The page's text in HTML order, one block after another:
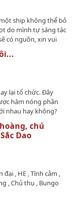
7,8 tháng j đó cũng
ship không thể bỏ
do mình tự sáng tác
có nguồn, xin vui
lại tổ chức. Đây
hâm nóng phần
nhau hay không?
Gin không? Lưu ý: -
sót mong được góp ý
mọi người cân
mới bập bẹ tập
Tuy nhiên, sẽ tốn
góp ý thôi nha :>…
chú
Dao
, HE , Tình cảm ,
, Chủ thụ , Bungo
, Áo choàng
xuyên qua
choàng hệ thống,